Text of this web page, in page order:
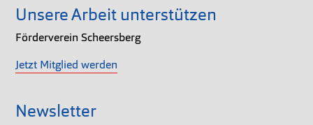
Unsere Arbeit unterstützen
Förderverein Scheersberg
Jetzt Mitglied werden
Newsletter